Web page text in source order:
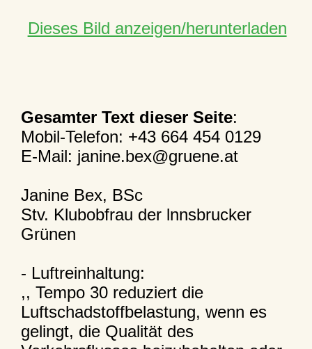
Dieses Bild anzeigen/herunterladen
Gesamter Text dieser Seite:
Mobil-Telefon: +43 664 454 0129
E-Mail: janine.bex@gruene.at
Janine Bex, BSc
Stv. Klubobfrau der lnnsbrucker
Grünen
- Luftreinhaltung:
,, Tempo 30 reduziert die
Luftschadstoffbelastung, wenn es
gelingt, die Qualität des